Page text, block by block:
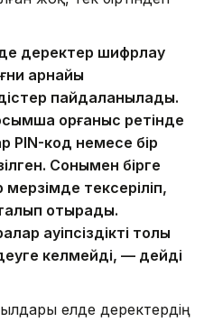
деректер шифрлау
арнайы
пайдаланылады.
қорғаныс ретінде
PIN-код немесе бір
Сонымен бірге
мерзімде тексеріліп,
отырады.
қауіпсіздікті толық
келмейді, — дейді
елде деректердің